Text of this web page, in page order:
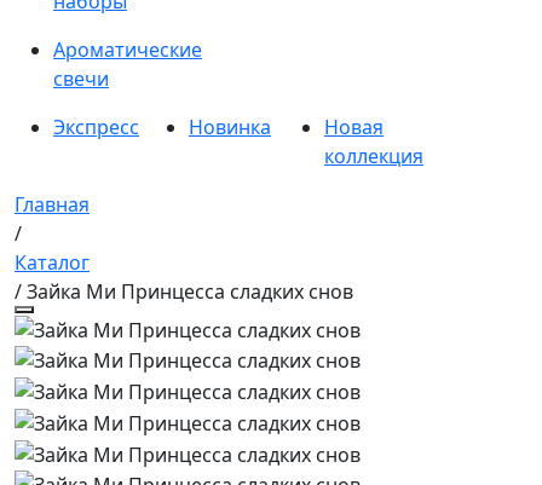
Ароматические
свечи
Экспресс
Новинка
Новая
коллекция
Главная
/
Каталог
/ Зайка Ми Принцесса сладких снов